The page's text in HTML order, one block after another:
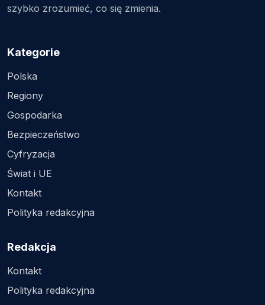
szybko zrozumieć, co się zmienia.
Kategorie
Polska
Regiony
Gospodarka
Bezpieczeństwo
Cyfryzacja
Świat i UE
Kontakt
Polityka redakcyjna
Redakcja
Kontakt
Polityka redakcyjna